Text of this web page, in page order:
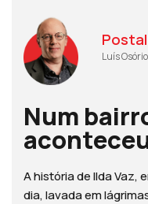
Luís
Num
A história de Ilda Vaz,
dia, lavada em